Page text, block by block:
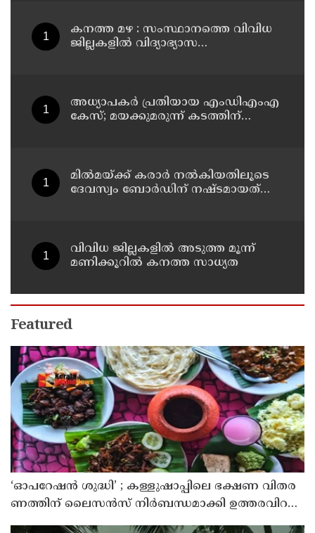
കനത്ത മഴ : സംസ്ഥാനത്തെ വിവിധ
ജില്ലകളിൽ വിദ്യാഭ്യാസ
അധ്യാപകര്‍ പ്രതിയായ എംഡിഎംഎ
കേസ്; മയക്കുമരുന്ന് കടത്തിന്
മില്‍മയ്ക്ക് കരാര്‍ നല്‍കിയതിലൂടെ
ദേവസ്വം ബോര്‍ഡിന് നഷ്ടമായത്
വിവിധ ജില്ലകളില്‍ അടുത്ത മൂന്ന്
മണിക്കൂറില്‍ കനത്ത സാധ്യത
Featured
‘ഓ​പ​റേ​ഷ​ൻ ശു​ദ്ധി’ ; ക​ള്ളു​ഷാ​പ്പി​ലെ ഭ​ക്ഷ​ണ വി​ത​ര​
ണ​ത്തി​ന് ലൈ​സ​ൻ​സ് നി​ർ​ബ​ന്ധ​മാ​ക്കി ഉ​ത്ത​ര​വി​റ​